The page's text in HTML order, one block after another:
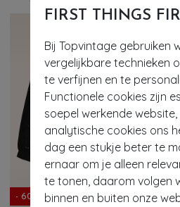
FIRST THINGS
Bij Topvintage gebruiken
vergelijkbare technieken
te verfijnen en te
Functionele cookies zijn
soepel werkende
analytische cookies ons
dag een stukje beter te
ernaar om je alleen
te tonen, daarom volgen
binnen en buiten onze
- 60% -